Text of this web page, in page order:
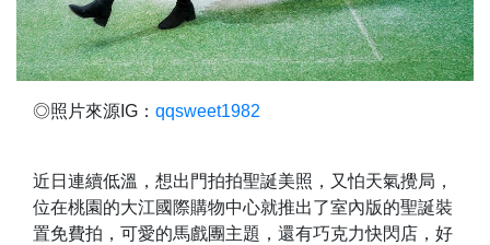
◎照片來源IG： qqsweet1982
近日連續低溫，想出門拍拍聖誕美照，又怕天氣攪局，
位在桃園的大江國際購物中心就推出了室內版的聖誕裝
置免費拍，可愛的馬戲團主題，還有巧克力快閃店，好